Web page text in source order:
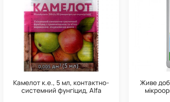
Камелот к.е., 5 мл, контактно-
системний фунгіцид, Alfa
Живе